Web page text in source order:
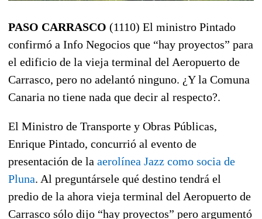
PASO CARRASCO (1110) El ministro Pintado
confirmó a Info Negocios que “hay proyectos” para
el edificio de la vieja terminal del Aeropuerto de
Carrasco, pero no adelantó ninguno. ¿Y la Comuna
Canaria no tiene nada que decir al respecto?.
El Ministro de Transporte y Obras Públicas,
Enrique Pintado, concurrió al evento de
presentación de la aerolínea Jazz como socia de
Pluna. Al preguntársele qué destino tendrá el
predio de la ahora vieja terminal del Aeropuerto de
Carrasco sólo dijo “hay proyectos” pero argumentó